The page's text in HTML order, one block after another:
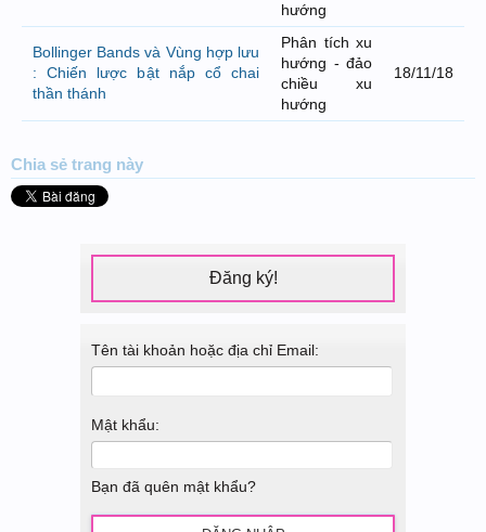
hướng
Bollinger Bands và Vùng hợp lưu
: Chiến lược bật nắp cổ chai
thần thánh
Phân tích xu
hướng - đảo
chiều xu
hướng
18/11/18
Chia sẻ trang này
Đăng ký!
Tên tài khoản hoặc địa chỉ Email:
Mật khẩu:
Bạn đã quên mật khẩu?